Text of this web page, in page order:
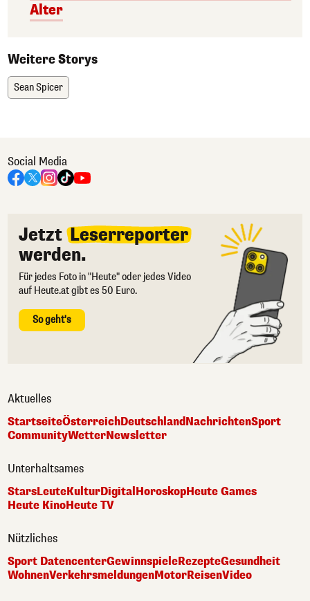
Alter
Weitere Storys
Sean Spicer
Social Media
Jetzt Leserreporter
werden.
Für jedes Foto in "Heute" oder jedes Video
auf Heute.at gibt es 50 Euro.
So geht's
Aktuelles
StartseiteÖsterreichDeutschlandNachrichtenSport
CommunityWetterNewsletter
Unterhaltsames
StarsLeuteKulturDigital HoroskopHeute Games
Heute KinoHeute TV
Nützliches
Sport DatencenterGewinnspieleRezepteGesundheit
WohnenVerkehrsmeldungenMotorReisenVideo